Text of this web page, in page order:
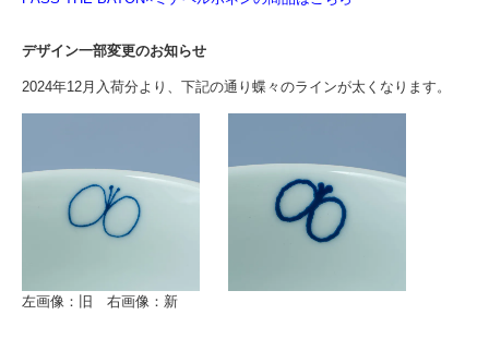
デザイン一部変更のお知らせ
2024年12月入荷分より、下記の通り蝶々のラインが太くなります。
左画像：旧 右画像：新